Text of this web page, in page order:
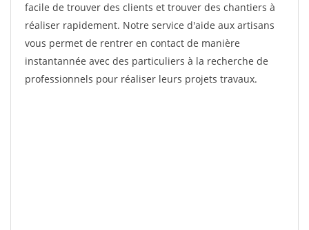
facile de trouver des clients et trouver des chantiers à
réaliser rapidement. Notre service d'aide aux artisans
vous permet de rentrer en contact de manière
instantannée avec des particuliers à la recherche de
professionnels pour réaliser leurs projets travaux.